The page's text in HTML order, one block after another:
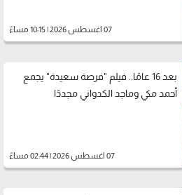
07 اغسطس 2026 | 10:15 مساءً
بعد 16 عامًا.. فيلم "فرصة سعيدة" يجمع
أحمد مكي وماجد الكدواني مجددًا
07 اغسطس 2026 | 02:44 مساءً